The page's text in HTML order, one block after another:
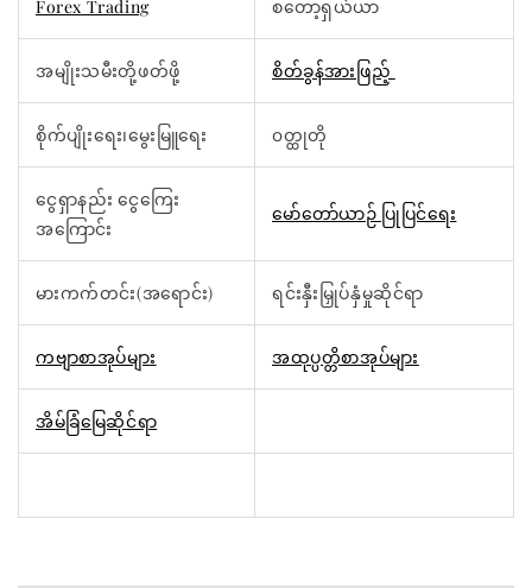
Forex Trading စတော့ရှယ်ယာ
အမျိုးသမီးတို့ဖတ်ဖို့ စိတ်ခွန်အားဖြည့်
စိုက်ပျိုးရေး၊မွေးမြူရေး ၀တ္ထုတို
ငွေရှာနည်း ငွေကြေး
အကြောင်း
မော်တော်ယာဉ် ပြုပြင်ရေး
မားကက်တင်း(အရောင်း) ရင်းနှီးမြှုပ်နှံမှုဆိုင်ရာ
ကဗျာစာအုပ်များ အထုပ္ပတ္တိစာအုပ်များ
အိမ်ခြံမြေဆိုင်ရာ